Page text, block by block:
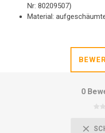
Nr: 80209507)
Material:
0